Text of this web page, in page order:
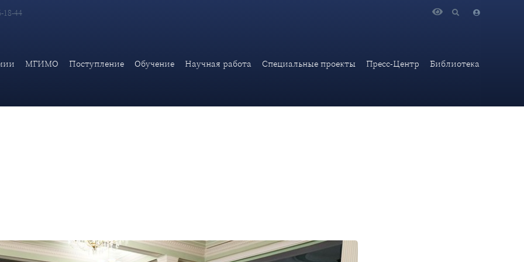
18-44
МГИМО Поступление Обучение Научная работа Специальные проекты Пресс-Центр Библиотека